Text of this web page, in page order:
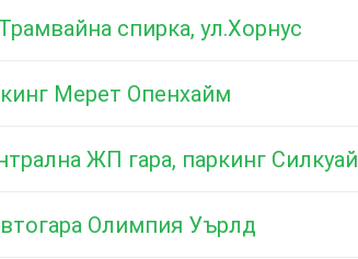
спирка, ул.Хорнус
Мерет Опенхайм
ЖП гара, паркинг Силкуай
Олимпия Уърлд